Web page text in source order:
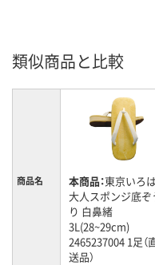
類似商品と比較
商品名 本商品：東京いろは
大人スポンジ底ぞ
り 白鼻緒
3L(28~29cm)
2465237004 1足（
送品）